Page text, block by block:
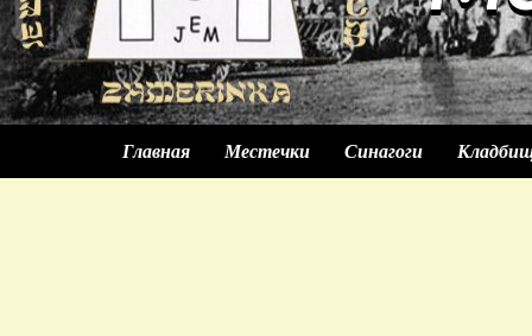
Главная Местечки Синагоги